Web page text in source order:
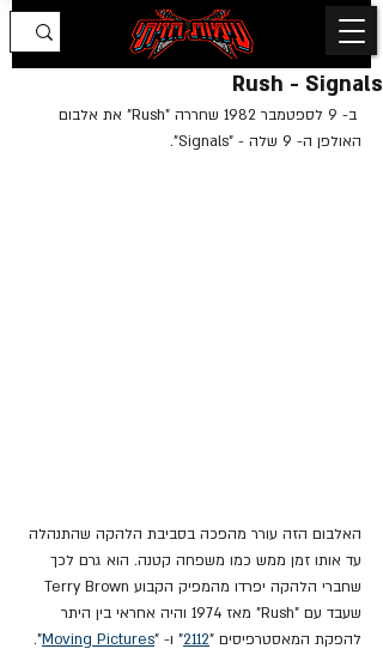
Rush - Signals
Rush" את אלבום
האולפן ה- 9 שלה - "Signals".
האלבום הזה עורר מהפכה בסביבת הלהקה שהתנהלה
עד אותו זמן ממש כמו משפחה קטנה. הוא גרם לכך
שעבד עם "Rush" מאז 1974 והיה אחראי בין היתר
להפקת המאסטרפיסים "2112" ו- "Moving Pictures
".